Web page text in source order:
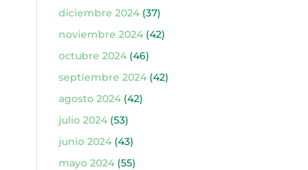
diciembre 2024(37)
noviembre 2024(42)
octubre 2024(46)
septiembre 2024(42)
agosto 2024(42)
julio 2024(53)
junio 2024(43)
mayo 2024(55)